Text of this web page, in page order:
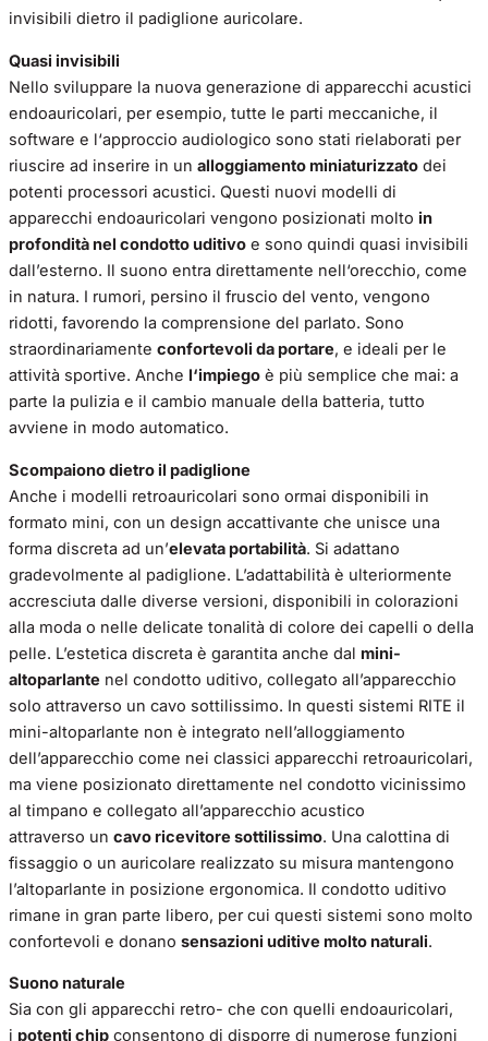
invisibili dietro il padiglione auricolare.
Quasi invisibili
Nello sviluppare la nuova generazione di apparecchi acustici
endoauricolari, per esempio, tutte le parti meccaniche, il
software e l‘approccio audiologico sono stati rielaborati per
riuscire ad inserire in un alloggiamento miniaturizzato dei
potenti processori acustici. Questi nuovi modelli di
apparecchi endoauricolari vengono posizionati molto in
profondità nel condotto uditivo e sono quindi quasi invisibili
dall’esterno. Il suono entra direttamente nell‘orecchio, come
in natura. I rumori, persino il fruscio del vento, vengono
ridotti, favorendo la comprensione del parlato. Sono
straordinariamente confortevoli da portare, e ideali per le
attività sportive. Anche l‘impiego è più semplice che mai: a
parte la pulizia e il cambio manuale della batteria, tutto
avviene in modo automatico.
Scompaiono dietro il padiglione
Anche i modelli retroauricolari sono ormai disponibili in
formato mini, con un design accattivante che unisce una
forma discreta ad un’elevata portabilità. Si adattano
gradevolmente al padiglione. L’adattabilità è ulteriormente
accresciuta dalle diverse versioni, disponibili in colorazioni
alla moda o nelle delicate tonalità di colore dei capelli o della
pelle. L’estetica discreta è garantita anche dal mini-
altoparlante nel condotto uditivo, collegato all’apparecchio
solo attraverso un cavo sottilissimo. In questi sistemi RITE il
mini-altoparlante non è integrato nell’alloggiamento
dell’apparecchio come nei classici apparecchi retroauricolari,
ma viene posizionato direttamente nel condotto vicinissimo
al timpano e collegato all’apparecchio acustico
attraverso un cavo ricevitore sottilissimo. Una calottina di
fissaggio o un auricolare realizzato su misura mantengono
l’altoparlante in posizione ergonomica. Il condotto uditivo
rimane in gran parte libero, per cui questi sistemi sono molto
confortevoli e donano sensazioni uditive molto naturali.
Suono naturale
Sia con gli apparecchi retro- che con quelli endoauricolari,
i potenti chip consentono di disporre di numerose funzioni